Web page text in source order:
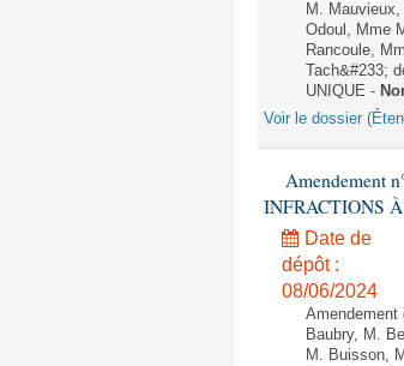
M.
Odoul, Mme
Rancoule,
Tach&#233;
UNIQUE -
Voir le dossier
Amendement
INFRACTIONS
Date de
dépôt :
08/06/2024
Baubry, M.
M. Buisson,